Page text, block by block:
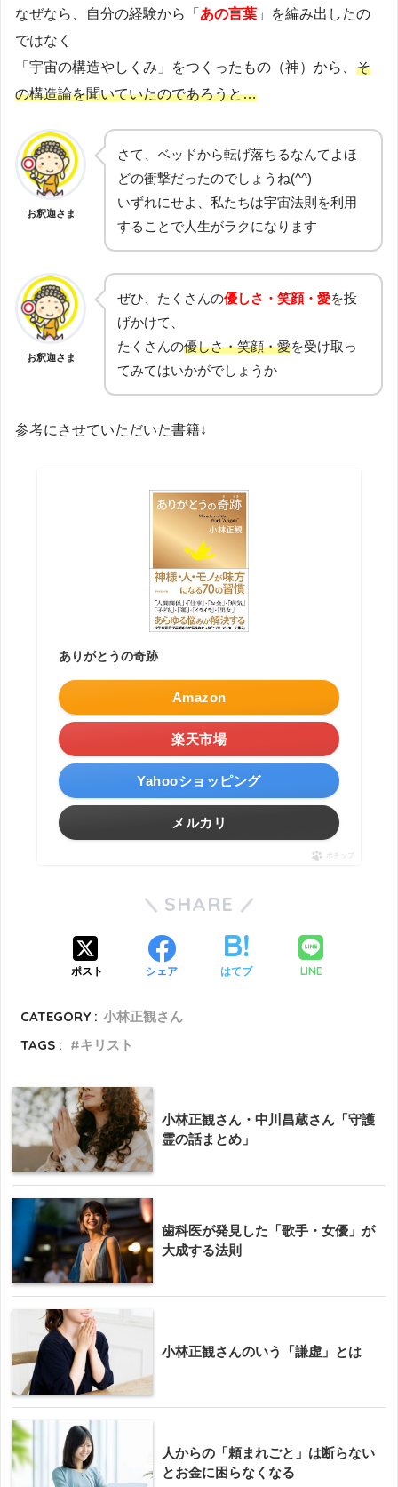
なぜなら、自分の経験から「 あの言葉 」を編み出したの
ではなく
「宇宙の構造やしくみ」をつくったもの（神）から、 そ
の構造論を聞いていたのであろうと…
お釈迦さま
さて、ベッドから転げ落ちるなんてよほ
どの衝撃だったのでしょうね(^^)
いずれにせよ、私たちは宇宙法則を利用
することで人生がラクになります
お釈迦さま
ぜひ、たくさんの優しさ・笑顔・愛を投
げかけて、
たくさんの優しさ・笑顔・愛を受け取っ
てみてはいかがでしょうか
参考にさせていただいた書籍↓
ありがとうの奇跡
Amazon
楽天市場
Yahooショッピング
メルカリ
ポチップ
SHARE
ポスト シェア はてブ LINE
CATEGORY : 小林正観さん
TAGS :
キリスト
小林正観さん・中川昌蔵さん「守護
霊の話まとめ」
歯科医が発見した「歌手・女優」が
大成する法則
小林正観さんのいう「謙虚」とは
人からの「頼まれごと」は断らない
とお金に困らなくなる